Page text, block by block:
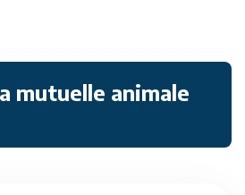
mutuelle animale